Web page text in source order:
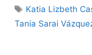
Etiquetas
Katia Lizbeth
Tania Sarai